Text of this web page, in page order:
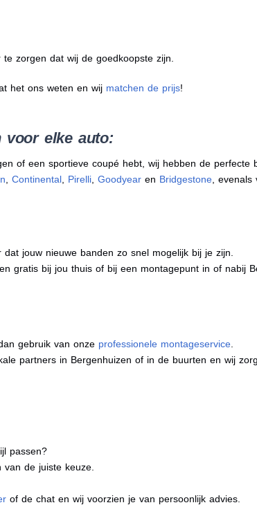
zorgen dat wij de goedkoopste zijn.
het ons weten en wij matchen de prijs!
voor elke auto:
of een sportieve coupé hebt, wij hebben de perfecte
, Continental, Pirelli, Goodyearen Bridgestone, evenals
jouw nieuwe banden zo snel mogelijk bij je zijn.
gratis bij jou thuis of bij een montagepunt in of nabij
gebruik van onze professionele montageservice.
partners in Bergenhuizen of in de buurten en wij
passen?
de juiste keuze.
of de chat en wij voorzien je van persoonlijk advies.